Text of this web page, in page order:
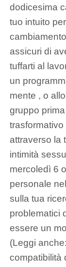
dodicesima
tuo intuito
assicuri di
tuffarti al
un
mente , o
gruppo
attraverso la
intimità
mercoledì 6
personale
sulla tua
problematici
essere un
(Leggi
compatibilità